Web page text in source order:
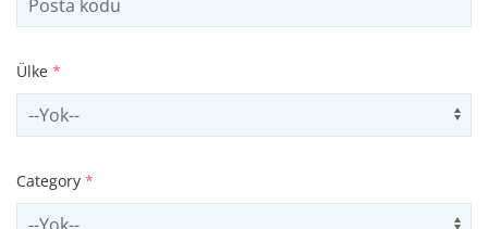
Ülke *
Select country
Category *
Select contactCategory